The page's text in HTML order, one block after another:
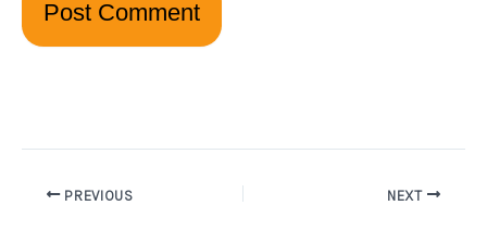
PREVIOUS NEXT